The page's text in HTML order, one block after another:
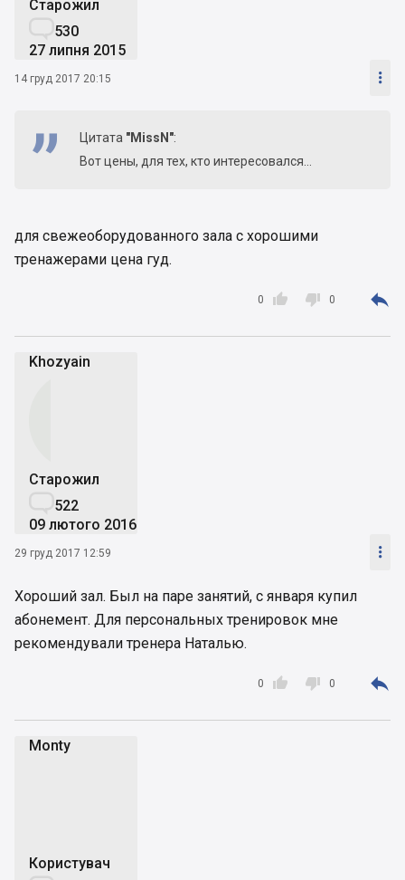
Старожил
530
27 липня 2015
14 груд 2017 20:15 
Цитата "MissN":
Вот цены, для тех, кто интересовался...
для свежеоборудованного зала с хорошими
тренажерами цена гуд.

0  0 
Khozyain
Старожил
522
09 лютого 2016
29 груд 2017 12:59 
Хороший зал. Был на паре занятий, с января купил
абонемент. Для персональных тренировок мне
рекомендували тренера Наталью.

0  0 
Monty
Користувач